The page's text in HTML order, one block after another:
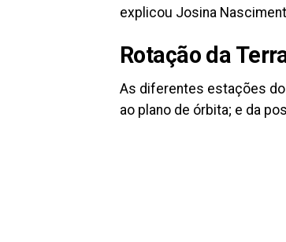
explicou Josina
Rotação da
As diferentes estações do
ao plano de órbita; e da